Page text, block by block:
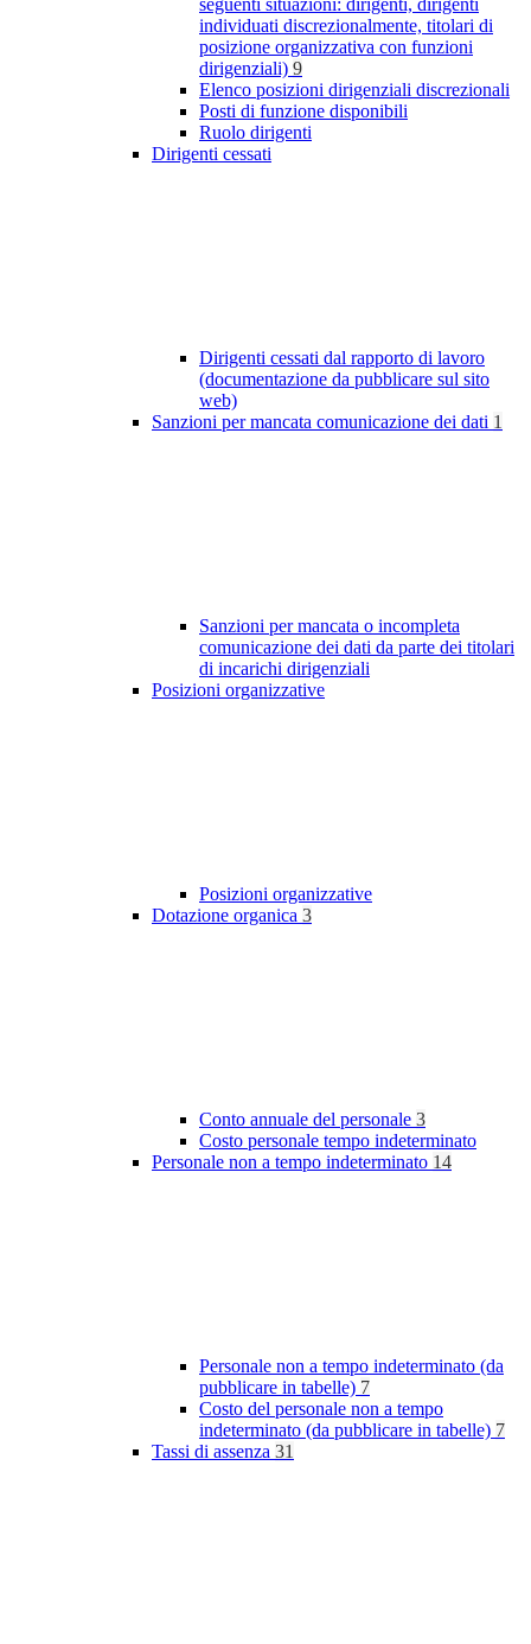
seguenti situazioni: dirigenti, dirigenti
individuati discrezionalmente, titolari di
posizione organizzativa con funzioni
dirigenziali) 9
Elenco posizioni dirigenziali discrezionali
Posti di funzione disponibili
Ruolo dirigenti
Dirigenti cessati
Dirigenti cessati dal rapporto di lavoro
(documentazione da pubblicare sul sito
web)
Sanzioni per mancata comunicazione dei dati 1
Sanzioni per mancata o incompleta
comunicazione dei dati da parte dei titolari
di incarichi dirigenziali
Posizioni organizzative
Posizioni organizzative
Dotazione organica 3
Conto annuale del personale 3
Costo personale tempo indeterminato
Personale non a tempo indeterminato 14
Personale non a tempo indeterminato (da
pubblicare in tabelle) 7
Costo del personale non a tempo
indeterminato (da pubblicare in tabelle) 7
Tassi di assenza 31